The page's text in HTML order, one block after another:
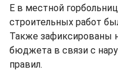
Е в местной
строительных работ
Также зафиксированы
бюджета в связи с
правил.